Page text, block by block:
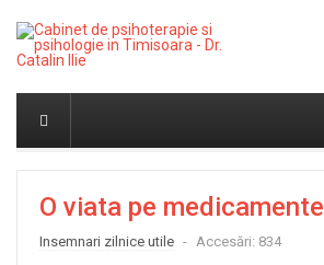
O viata pe medicamente
Insemnari zilnice utile Accesări: 834